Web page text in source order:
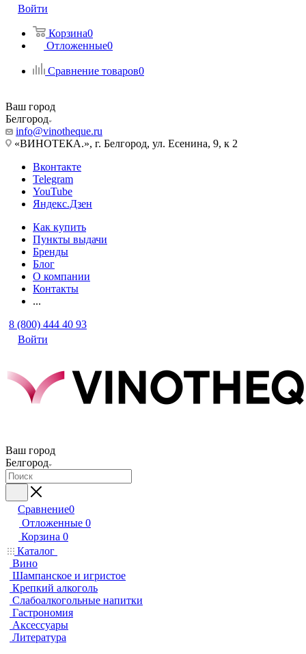
Войти
Корзина0
Отложенные0
Сравнение товаров0
Ваш город
Белгород
info@vinotheque.ru
«ВИНОТЕКА.», г. Белгород, ул. Есенина, 9, к 2
Вконтакте
Telegram
YouTube
Яндекс.Дзен
Как купить
Пункты выдачи
Бренды
Блог
О компании
Контакты
...
8 (800) 444 40 93
Войти
Ваш город
Белгород
Сравнение0
Отложенные 0
Корзина 0
Каталог
Вино
Шампанское и игристое
Крепкий алкоголь
Слабоалкогольные напитки
Гастрономия
Аксессуары
Литература